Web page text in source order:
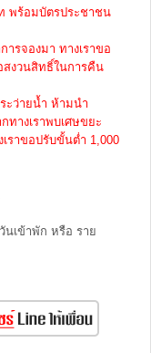
พร้อมบัตรประชาชน
รจองมา ทางเราขอ
งวนสิทธิ์ในการคืน
ะว่ายน้ำ ห้ามนำ
ทางเราพบเศษขยะ
ราขอปรับขั้นต่ำ 1,000
นเข้าพัก หรือ ราย